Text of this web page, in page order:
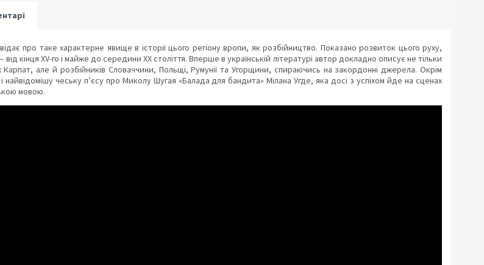
про таке характерне явище в історії цього регіону вропи, як розбійництво. Показано розвиток цього руху,
кінця ХV-го і майже до середини ХХ століття. Вперше в українській літературі автор докладно описує не тільки
Карпат, але й розбійників Словаччини, Польщі, Румунії та Угорщини, спираючись на закордонні джерела. Окрім
найвідомішу чеську п’єсу про Миколу Шугая «Балада для бандита» Мілана Угде, яка досі з успіхом йде на сценах
мовою.